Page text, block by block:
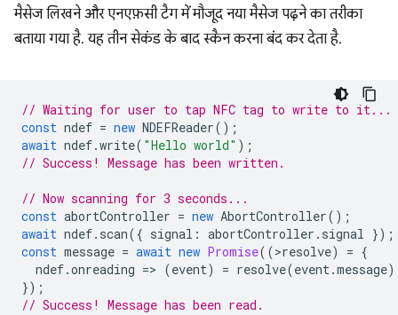
मैसेज लिखने और एनएफ़सी टैग में मौजूद नया मैसेज पढ़ने का तरीका
बताया गया है. यह तीन सेकंड के बाद स्कैन करना बंद कर देता है.
// Waiting for user to tap NFC tag to write to it...
const ndef = new NDEFReader();
await ndef.write( "Hello world" );
// Success! Message has been written.
// Now scanning for 3 seconds...
const abortController = new AbortController();
await ndef. scan({ signal : abortController . signal });
const message = await new Promise((>resolve) = {
ndef.onreading => (event) = resolve(event.message
});
// Success! Message has been read.